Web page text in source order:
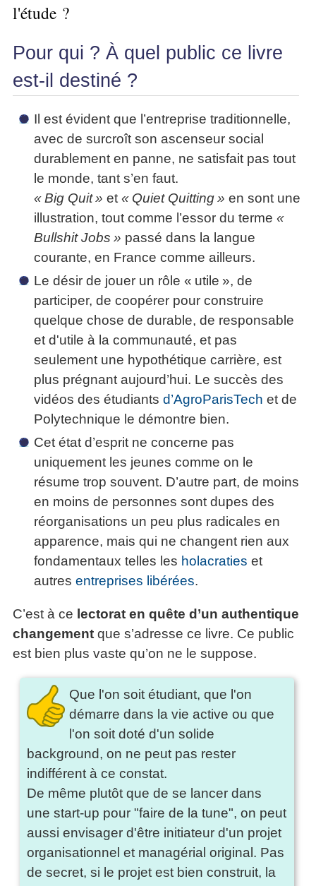
L'Innovation
La
SOCRIDE
Tous
articles
Innover
»»»
quotidien
Le
processus
de
Décision
La
Décision
en
Les
Techniques
de
décision
Tous
les
articles
»»»
▶
le
SI
La
Gouvernance
du
SI
Les
technologies
du
Tous
les
articles
»»»
mieux
temps ?
Comment
devenir
manager
stratège ?
Comment
devenir
un
bon
décideur ?
Comment
l'entraide ?
Tous
articles
Efficacité
données
Big
Data
Formation
BI
Les
Tous
les
articles
Analyse
de
»»»
les
Entreprendre
»»»
Seul
▶
Formation
Gratuite
Management
Formation
de
bord
et
Formation
de
Projet
Formation
Entrepreneuriat
Tous
les
articles
Cours
Management
»»»
et
PDF
management
PDF
Entrepreneuriat
Perfonomique
Tous
les
articles
PDF
l'étude ?
Pour qui ? À quel public ce livre
est-il destiné ?
Il est évident que l’entreprise traditionnelle,
avec de surcroît son ascenseur social
durablement en panne, ne satisfait pas tout
le monde, tant s’en faut.
« Big Quit » et « Quiet Quitting » en sont une
illustration, tout comme l’essor du terme «
Bullshit Jobs » passé dans la langue
courante, en France comme ailleurs.
Le désir de jouer un rôle « utile », de
participer, de coopérer pour construire
quelque chose de durable, de responsable
et d'utile à la communauté, et pas
seulement une hypothétique carrière, est
plus prégnant aujourd’hui. Le succès des
vidéos des étudiants d’AgroParisTech et de
Polytechnique le démontre bien.
Cet état d’esprit ne concerne pas
uniquement les jeunes comme on le
résume trop souvent. D’autre part, de moins
en moins de personnes sont dupes des
réorganisations un peu plus radicales en
apparence, mais qui ne changent rien aux
fondamentaux telles les holacraties et
autres entreprises libérées.
C’est à ce lectorat en quête d’un authentique
changement que s’adresse ce livre. Ce public
est bien plus vaste qu’on ne le suppose.
Que l'on soit étudiant, que l'on
démarre dans la vie active ou que
l'on soit doté d'un solide
background, on ne peut pas rester
indifférent à ce constat.
De même plutôt que de se lancer dans
une start-up pour "faire de la tune", on peut
aussi envisager d'être initiateur d'un projet
organisationnel et managérial original. Pas
de secret, si le projet est bien construit, la